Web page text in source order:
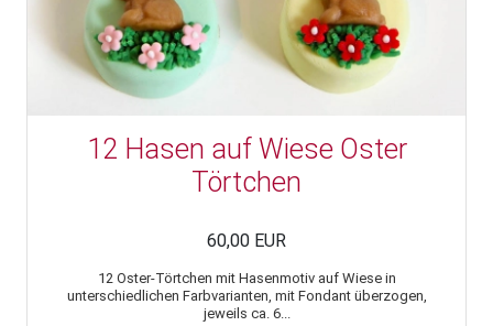
12 Hasen auf Wiese Oster
Törtchen
60,00 EUR
12 Oster-Törtchen mit Hasenmotiv auf Wiese in
unterschiedlichen Farbvarianten, mit Fondant überzogen,
jeweils ca. 6...